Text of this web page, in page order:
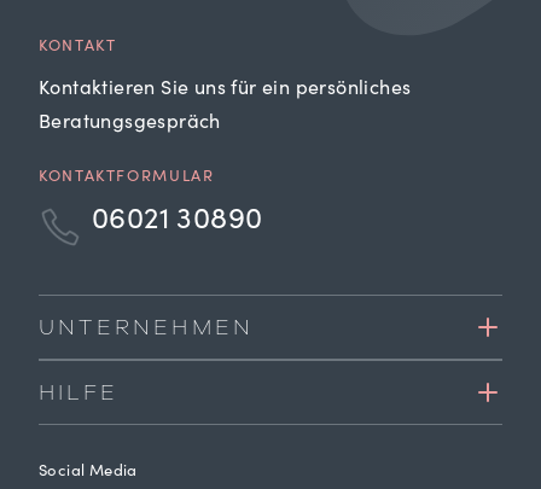
KONTAKT
Kontaktieren Sie uns für ein persönliches
Beratungsgespräch
KONTAKTFORMULAR
06021 30890
UNTERNEHMEN
HILFE
Social Media